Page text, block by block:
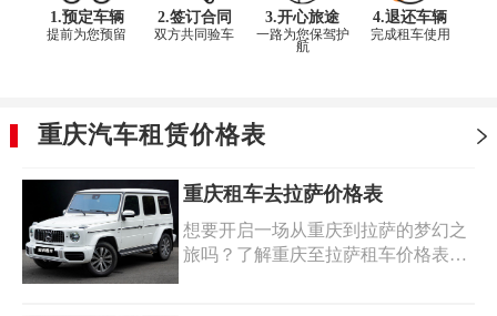
1.预定车辆
提前为您预留
2.签订合同
双方共同验车
3.开心旅途
一路为您保驾护
航
4.退还车辆
完成租车使用
重庆汽车租赁价格表
重庆租车去拉萨价格表
想要开启一场从重庆到拉萨的梦幻之
旅吗？了解重庆至拉萨租车价格表至